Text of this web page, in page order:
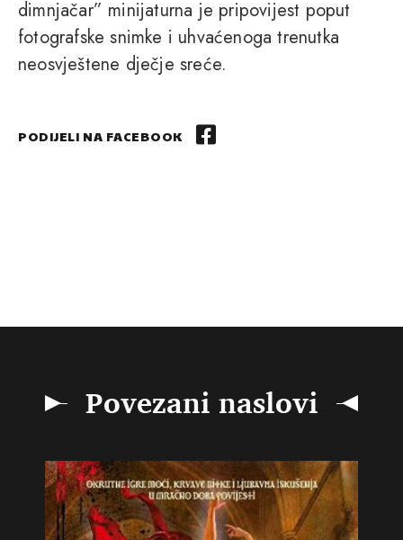
dimnjačar” minijaturna je pripovijest poput
fotografske snimke i uhvaćenoga trenutka
neosvještene dječje sreće.
PODIJELI NA FACEBOOK
Povezani naslovi